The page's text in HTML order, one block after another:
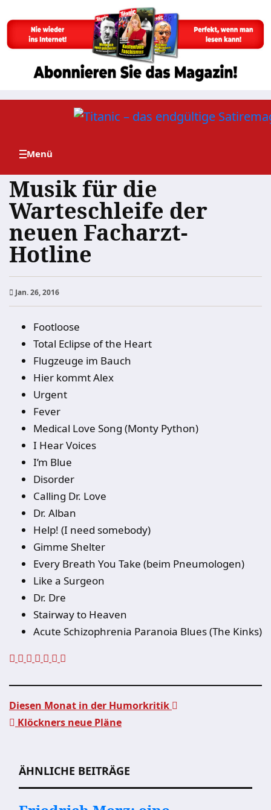
Zum
Musik für die
Warteschleife der
neuen Facharzt-
Hotline
Jan. 26, 2016
Footloose
Total Eclipse of the Heart
Flugzeuge im Bauch
Hier kommt Alex
Urgent
Fever
Medical Love Song (Monty Python)
I Hear Voices
I’m Blue
Disorder
Calling Dr. Love
Dr. Alban
Help! (I need somebody)
Gimme Shelter
Every Breath You Take (beim Pneumologen)
Like a Surgeon
Dr. Dre
Stairway to Heaven
Acute Schizophrenia Paranoia Blues (The Kinks)
Diesen Monat in der Humorkritik
Klöckners neue Pläne
ÄHNLICHE BEITRÄGE